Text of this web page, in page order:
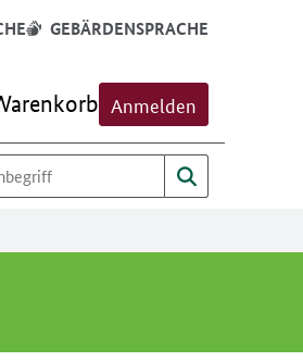
GEBÄRDENSPRACHE
Anmelden